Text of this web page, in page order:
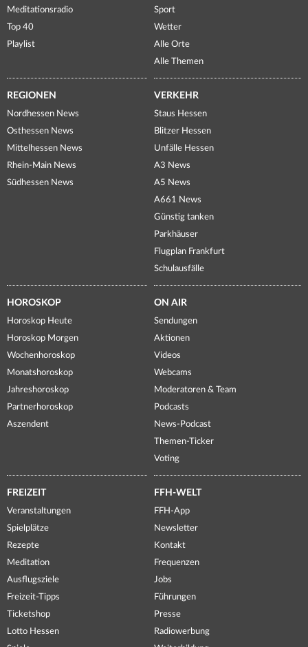
Meditationsradio
Top 40
Playlist
Sport
Wetter
Alle Orte
Alle Themen
REGIONEN
Nordhessen News
Osthessen News
Mittelhessen News
Rhein-Main News
Südhessen News
VERKEHR
Staus Hessen
Blitzer Hessen
Unfälle Hessen
A3 News
A5 News
A661 News
Günstig tanken
Parkhäuser
Flugplan Frankfurt
Schulausfälle
HOROSKOP
Horoskop Heute
Horoskop Morgen
Wochenhoroskop
Monatshoroskop
Jahreshoroskop
Partnerhoroskop
Aszendent
ON AIR
Sendungen
Aktionen
Videos
Webcams
Moderatoren & Team
Podcasts
News-Podcast
Themen-Ticker
Voting
FREIZEIT
Veranstaltungen
Spielplätze
Rezepte
Meditation
Ausflugsziele
Freizeit-Tipps
Ticketshop
Lotto Hessen
FFH-WELT
FFH-App
Newsletter
Kontakt
Frequenzen
Jobs
Führungen
Presse
Radiowerbung